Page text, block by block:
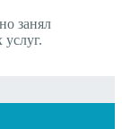
занял